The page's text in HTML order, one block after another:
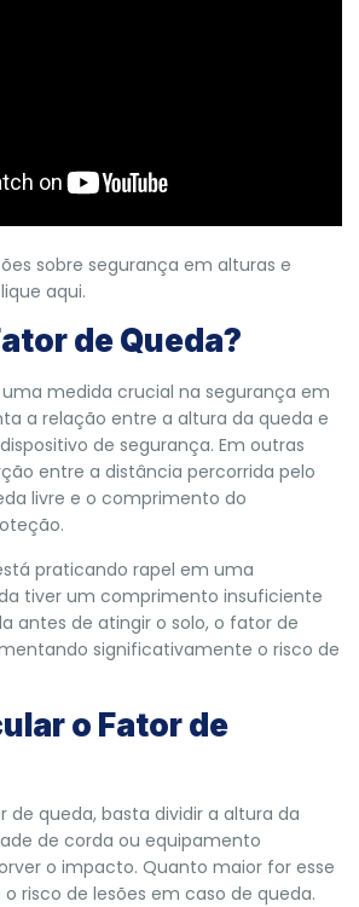
sobre segurança em alturas e
aqui.
de Queda?
medida crucial na segurança em
a relação entre a altura da queda e
de segurança. Em outras
entre a distância percorrida pelo
livre e o comprimento do
praticando rapel em uma
tiver um comprimento insuficiente
antes de atingir o solo, o fator de
significativamente o risco de
o Fator de
de queda, basta dividir a altura da
de corda ou equipamento
o impacto. Quanto maior for esse
risco de lesões em caso de queda.